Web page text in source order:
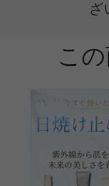
らクチ
ざ
こ